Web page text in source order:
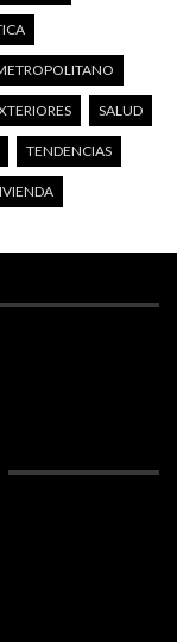
SALUD
TENDENCIAS